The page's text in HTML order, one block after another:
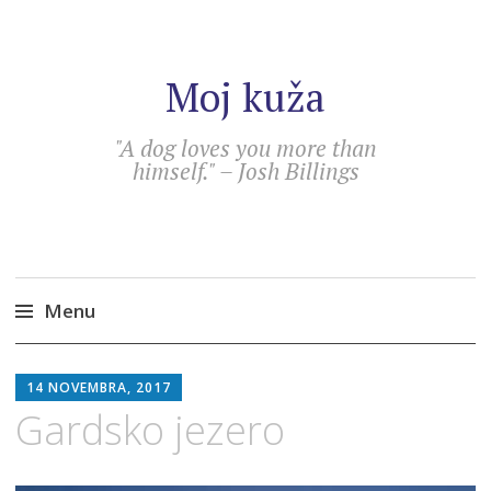
Moj kuža
"A dog loves you more than
himself." – Josh Billings
Menu
to
content
14 NOVEMBRA, 2017
Gardsko jezero